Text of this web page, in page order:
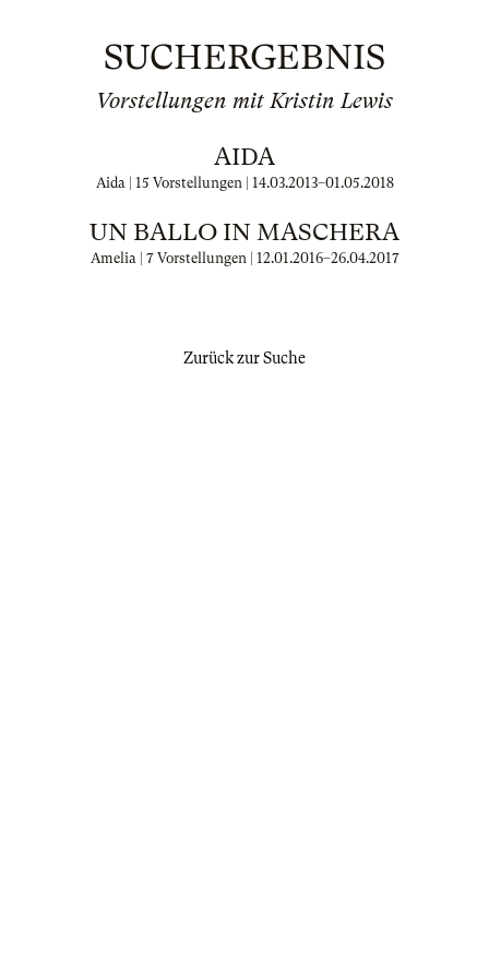
SUCHERGEBNIS
Vorstellungen mit Kristin Lewis
AIDA
Aida | 15 Vorstellungen | 14.03.2013–01.05.2018
UN BALLO IN MASCHERA
Amelia | 7 Vorstellungen | 12.01.2016–26.04.2017
Zurück zur Suche